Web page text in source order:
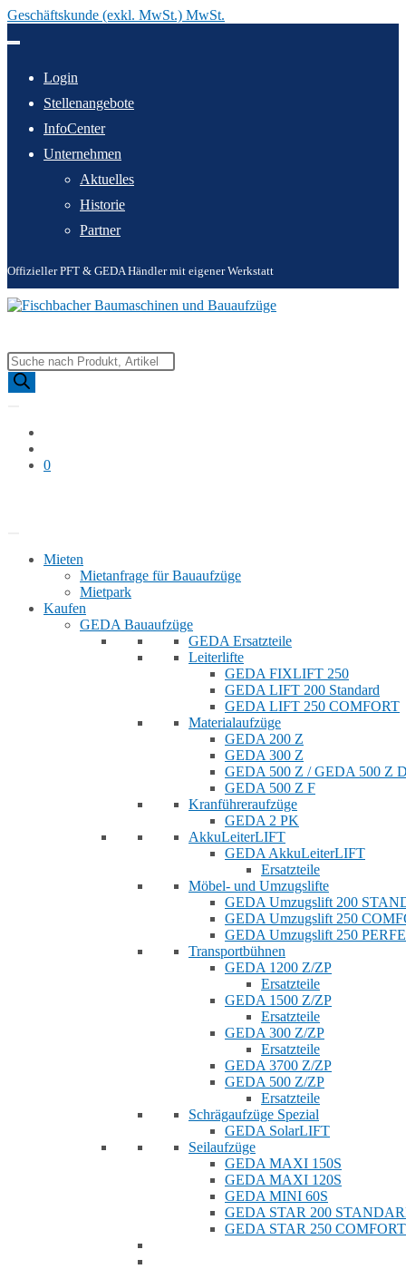
Geschäftskunde (exkl. MwSt.) MwSt.
Inhalt
Login
Stellenangebote
InfoCenter
Unternehmen
Aktuelles
Historie
Partner
Offizieller PFT & GEDA Händler mit eigener Werkstatt
Products
search
0
Mieten
Mietanfrage für Bauaufzüge
Mietpark
Kaufen
GEDA Bauaufzüge
GEDA Ersatzteile
Leiterlifte
GEDA FIXLIFT 250
GEDA LIFT 200 Standard
GEDA LIFT 250 COMFORT
Materialaufzüge
GEDA 200 Z
GEDA 300 Z
GEDA 500 Z / GEDA 500 Z
GEDA 500 Z F
Kranführeraufzüge
GEDA 2 PK
AkkuLeiterLIFT
GEDA AkkuLeiterLIFT
Ersatzteile
Möbel- und Umzugslifte
GEDA Umzugslift 200
GEDA Umzugslift 250
GEDA Umzugslift 250
Transportbühnen
GEDA 1200 Z/ZP
Ersatzteile
GEDA 1500 Z/ZP
Ersatzteile
GEDA 300 Z/ZP
Ersatzteile
GEDA 3700 Z/ZP
GEDA 500 Z/ZP
Ersatzteile
Schrägaufzüge Spezial
GEDA SolarLIFT
Seilaufzüge
GEDA MAXI 150S
GEDA MAXI 120S
GEDA MINI 60S
GEDA STAR 200
GEDA STAR 250 COMFORT